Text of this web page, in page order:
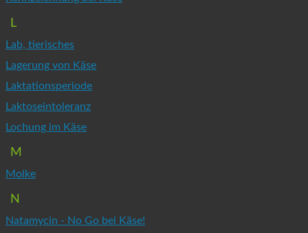
L
Lab, tierisches
Lagerung von Käse
Laktationsperiode
Laktoseintoleranz
Lochung im Käse
M
Molke
N
Natamycin - No Go bei Käse!